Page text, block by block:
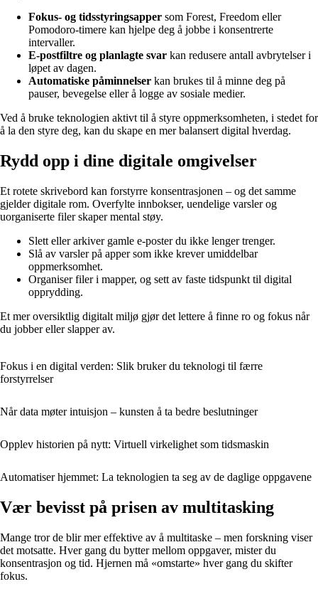
Fokus‑ og tidsstyringsapper som Forest, Freedom eller
Pomodoro‑timere kan hjelpe deg å jobbe i konsentrerte
intervaller.
E‑postfiltre og planlagte svar kan redusere antall avbrytelser i
løpet av dagen.
Automatiske påminnelser kan brukes til å minne deg på
pauser, bevegelse eller å logge av sosiale medier.
Ved å bruke teknologien aktivt til å styre oppmerksomheten, i stedet for
å la den styre deg, kan du skape en mer balansert digital hverdag.
Rydd opp i dine digitale omgivelser
Et rotete skrivebord kan forstyrre konsentrasjonen – og det samme
gjelder digitale rom. Overfylte innbokser, uendelige varsler og
uorganiserte filer skaper mental støy.
Slett eller arkiver gamle e‑poster du ikke lenger trenger.
Slå av varsler på apper som ikke krever umiddelbar
oppmerksomhet.
Organiser filer i mapper, og sett av faste tidspunkt til digital
opprydding.
Et mer oversiktlig digitalt miljø gjør det lettere å finne ro og fokus når
du jobber eller slapper av.
Fokus i en digital verden: Slik bruker du teknologi til færre
forstyrrelser
Når data møter intuisjon – kunsten å ta bedre beslutninger
Opplev historien på nytt: Virtuell virkelighet som tidsmaskin
Automatiser hjemmet: La teknologien ta seg av de daglige oppgavene
Vær bevisst på prisen av multitasking
Mange tror de blir mer effektive av å multitaske – men forskning viser
det motsatte. Hver gang du bytter mellom oppgaver, mister du
konsentrasjon og tid. Hjernen må «omstarte» hver gang du skifter
fokus.